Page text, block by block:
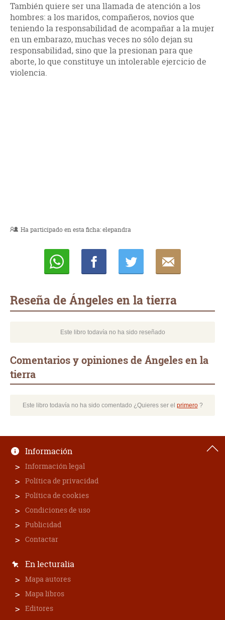
También quiere ser una llamada de atención a los
hombres: a los maridos, compañeros, novios que
teniendo la responsabilidad de acompañar a la mujer
en un embarazo, muchas veces no sólo dejan su
responsabilidad, sino que la presionan para que
aborte, lo que constituye un intolerable ejercicio de
violencia.
Ha participado en esta ficha:elepandra
Reseña de Ángeles en la tierra
Este libro todavía no ha sido reseñado
Comentarios y opiniones de Ángeles en la
tierra
Este libro todavía no ha sido comentado ¿Quieres ser el primero?
Información
Información legal
Política de privacidad
Política de cookies
Condiciones de uso
Publicidad
Contactar
En lecturalia
Mapa autores
Mapa libros
Editores